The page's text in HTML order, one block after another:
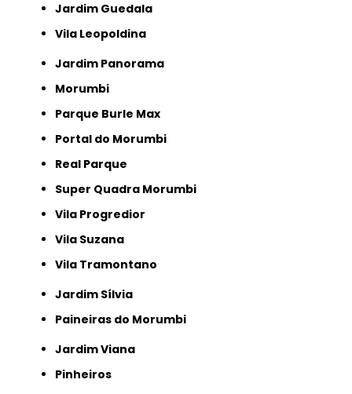
Jardim Guedala
Vila Leopoldina
Jardim Panorama
Morumbi
Parque Burle Max
Portal do Morumbi
Real Parque
Super Quadra Morumbi
Vila Progredior
Vila Suzana
Vila Tramontano
Jardim Sílvia
Paineiras do Morumbi
Jardim Viana
Pinheiros